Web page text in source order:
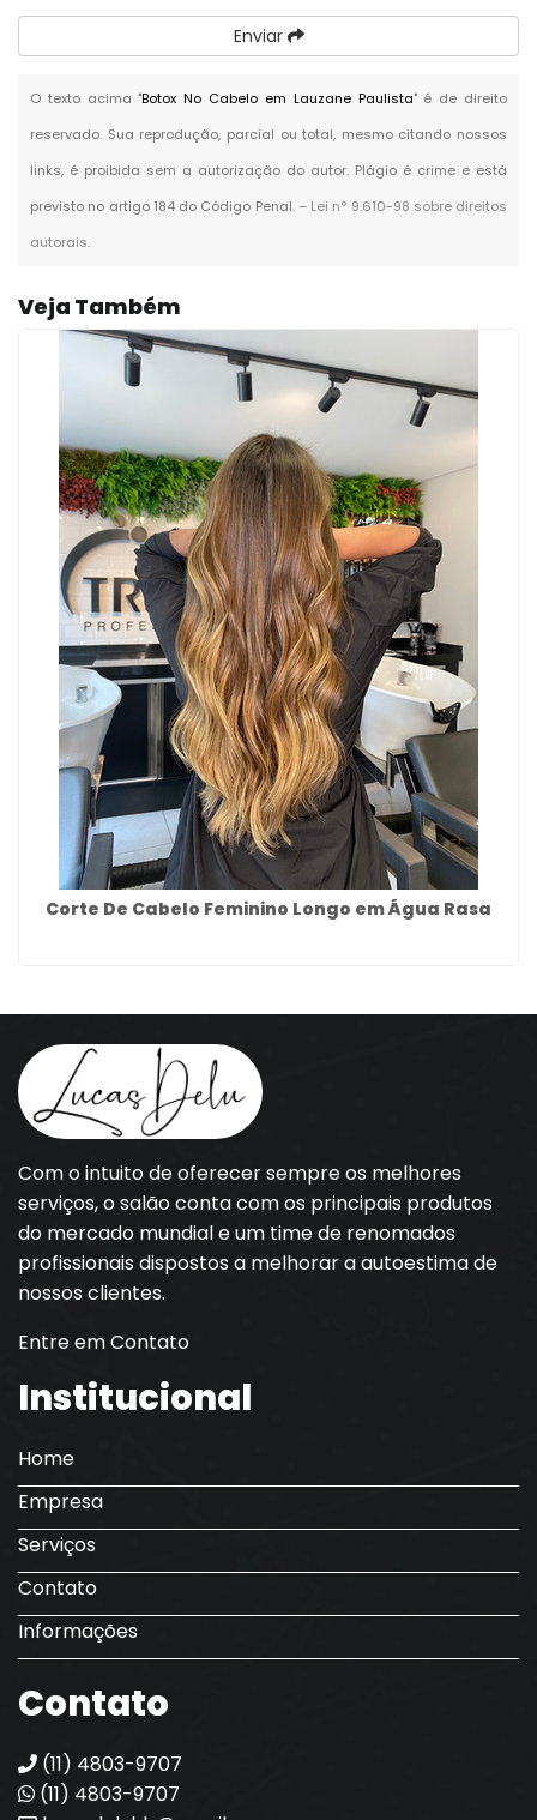
Enviar
O texto acima "Botox No Cabelo em Lauzane Paulista" é de direito
reservado. Sua reprodução, parcial ou total, mesmo citando nossos
links, é proibida sem a autorização do autor. Plágio é crime e está
previsto no artigo 184 do Código Penal. – Lei n° 9.610-98 sobre direitos
autorais.
Veja Também
Corte De Cabelo Feminino Longo em Água Rasa
Com o intuito de oferecer sempre os melhores
serviços, o salão conta com os principais produtos
do mercado mundial e um time de renomados
profissionais dispostos a melhorar a autoestima de
nossos clientes.
Entre em Contato
Institucional
Home
Empresa
Serviços
Contato
Informações
Contato
(11) 4803-9707
(11) 4803-9707